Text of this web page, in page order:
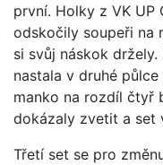
první. Holky z VK UP
odskočily soupeři na
si svůj náskok
nastala v druhé
manko na rozdíl čtyř
dokázaly zvetit a set
Třetí set se pro